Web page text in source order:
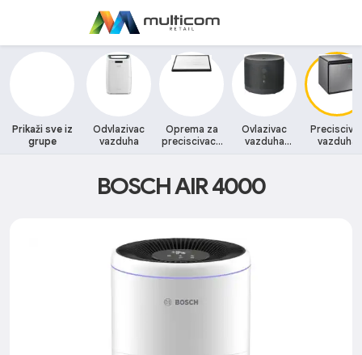
Prikaži sve iz
grupe
Odvlazivac
vazduha
Oprema za
preciscivace
Ovlazivac
vazduha
vazduha
BOSCH AIR 4000